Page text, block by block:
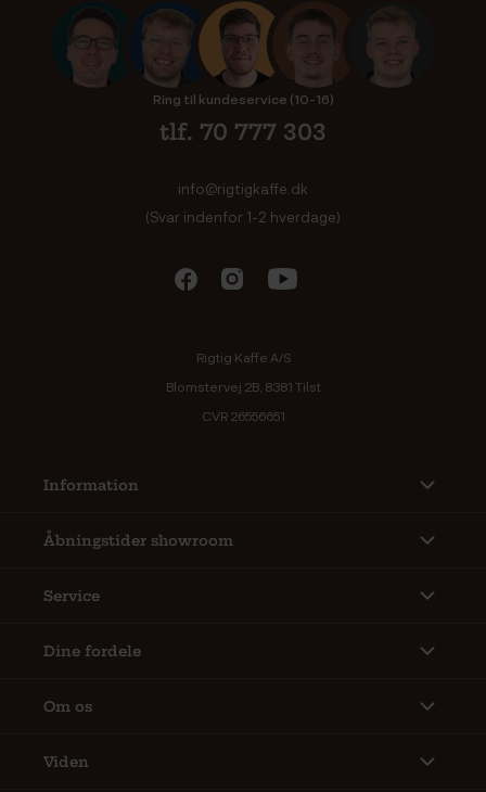
Ring til kundeservice (10-16)
tlf. 70 777 303
info@rigtigkaffe.dk
(Svar indenfor 1-2 hverdage)
Rigtig Kaffe A/S
Blomstervej 2B, 8381 Tilst
CVR 26556651
Information
Åbningstider showroom
Service
Dine fordele
Om os
Viden